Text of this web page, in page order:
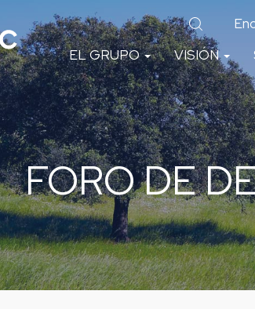
Menú
principal
EL GRUPO VISIÓN
FORO DE